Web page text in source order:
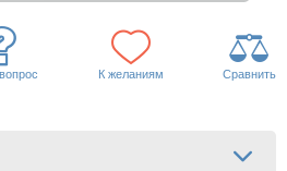
К желаниям Сравнить